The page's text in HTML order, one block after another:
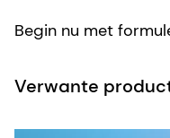
Begin nu met
Verwante